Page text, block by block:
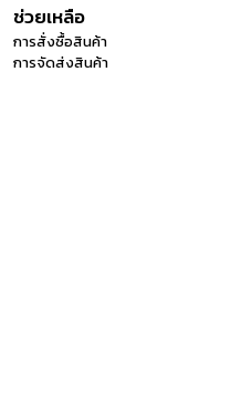
ช่วยเหลือ
การสั่งซื้อสินค้า
การจัดส่งสินค้า